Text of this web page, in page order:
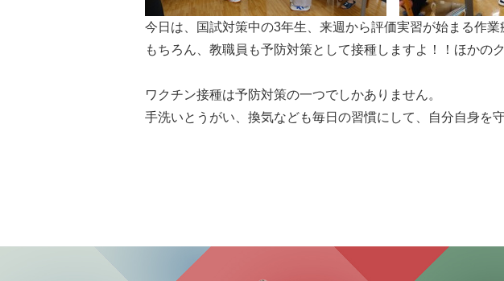
今日は、国試対策中の3年生、来週から評価実習が始まる作
もちろん、教職員も予防対策として接種しますよ！！ほかの
ワクチン接種は予防対策の一つでしかありません。
手洗いとうがい、換気なども毎日の習慣にして、自分自身を